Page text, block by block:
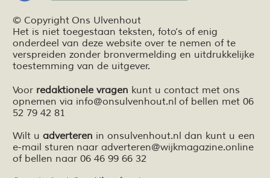
© Copyright Ons Ulvenhout
Het is niet toegestaan teksten, foto’s of enig
onderdeel van deze website over te nemen of te
verspreiden zonder bronvermelding en uitdrukkelijke
toestemming van de uitgever.
Voor redaktionele vragen kunt u contact met ons
opnemen via info@onsulvenhout.nl of bellen met 06
52 79 42 81
Wilt u adverteren in onsulvenhout.nl dan kunt u een
e-mail sturen naar adverteren@wijkmagazine.online
of bellen naar 06 46 99 66 32